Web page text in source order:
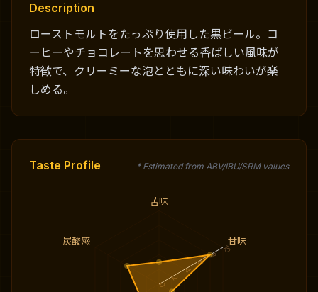
Description
ローストモルトをたっぷり使用した黒ビール。コ
ーヒーやチョコレートを思わせる香ばしい風味が
特徴で、クリーミーな泡とともに深い味わいが楽
しめる。
Taste Profile * Estimated from ABV/IBU/SRM values
苦味
甘味
炭酸感
0
2
4
6
8
10